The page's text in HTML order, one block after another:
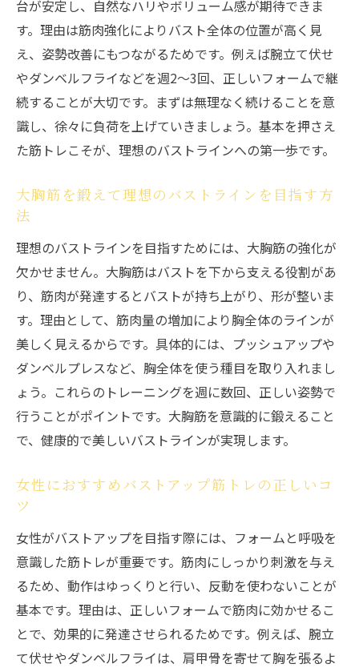
法
女性向けバストアップ筋トレでラインを整
える秘訣
バストアップと大胸筋の関係をわかりやす
く解説
ジム器具を活用した大胸筋バストアップの
筋トレで美しいバストラインを実現する方
大胸筋を意識したバストアップ習慣の始め
方
筋トレでバストは本当に変わるのか徹底検証
筋トレでバストアップは可能か最新情報で
検証
バストアップ筋トレが意味ないと言われる
理由
女性のバストアップは何歳まで効果が出る
バストアップのビフォーアフター体験談を
筋トレでバストラインを改善した実例と解
説
大胸筋強化で変わるバストの真実と注意点
バストアップを叶える最新フィットネス事情
最新バストアップフィットネスのトレンド
台が安定し、自然なハリやボリューム感が期待できま
す。理由は筋肉強化によりバスト全体の位置が高く見
え、姿勢改善にもつながるためです。例えば腕立て伏せ
やダンベルフライなどを週2〜3回、正しいフォームで継
続することが大切です。まずは無理なく続けることを意
識し、徐々に負荷を上げていきましょう。基本を押さえ
た筋トレこそが、理想のバストラインへの第一歩です。
大胸筋を鍛えて理想のバストラインを目指す方
法
理想のバストラインを目指すためには、大胸筋の強化が
欠かせません。大胸筋はバストを下から支える役割があ
り、筋肉が発達するとバストが持ち上がり、形が整いま
す。理由として、筋肉量の増加により胸全体のラインが
美しく見えるからです。具体的には、プッシュアップや
ダンベルプレスなど、胸全体を使う種目を取り入れまし
ょう。これらのトレーニングを週に数回、正しい姿勢で
行うことがポイントです。大胸筋を意識的に鍛えること
で、健康的で美しいバストラインが実現します。
女性におすすめバストアップ筋トレの正しいコ
ツ
女性がバストアップを目指す際には、フォームと呼吸を
意識した筋トレが重要です。筋肉にしっかり刺激を与え
るため、動作はゆっくりと行い、反動を使わないことが
基本です。理由は、正しいフォームで筋肉に効かせるこ
とで、効果的に発達させられるためです。例えば、腕立
て伏せやダンベルフライは、肩甲骨を寄せて胸を張るよ